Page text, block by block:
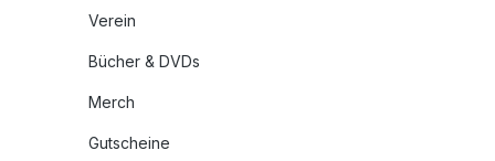
Verein
Bücher & DVDs
Merch
Gutscheine